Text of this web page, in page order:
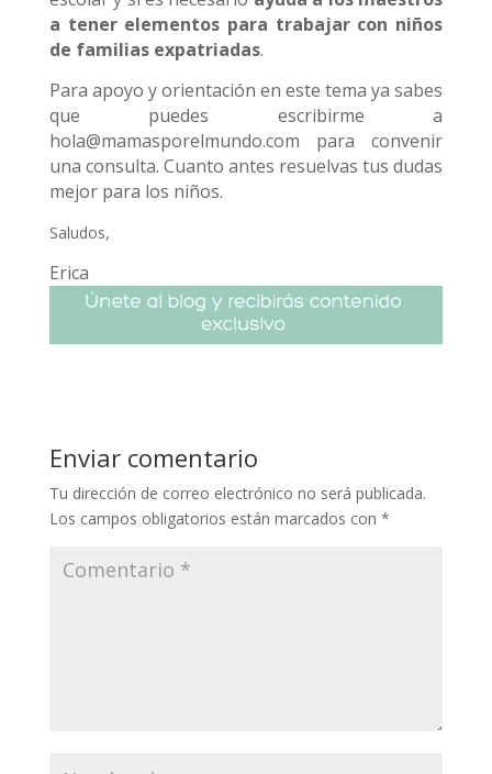
a tener elementos para trabajar con niños
de familias expatriadas.
Para apoyo y orientación en este tema ya sabes
que puedes escribirme a
hola@mamasporelmundo.com para convenir
una consulta. Cuanto antes resuelvas tus dudas
mejor para los niños.
Saludos,
Erica
Enviar comentario
Tu dirección de correo electrónico no será publicada.
Los campos obligatorios están marcados con *